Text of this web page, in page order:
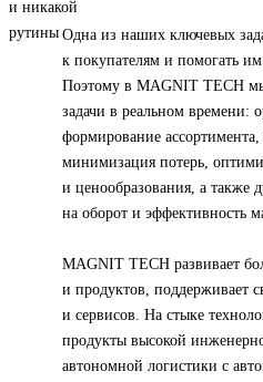
Одна из наших ключевых
к покупателям и помогать
Поэтому в MAGNIT TECH
задачи в реальном времени:
формирование
минимизация потерь,
и ценообразования, а также
на оборот и эффективность
MAGNIT TECH развивает
и продуктов, поддерживает
и сервисов. На стыке
продукты высокой
автономной логистики с